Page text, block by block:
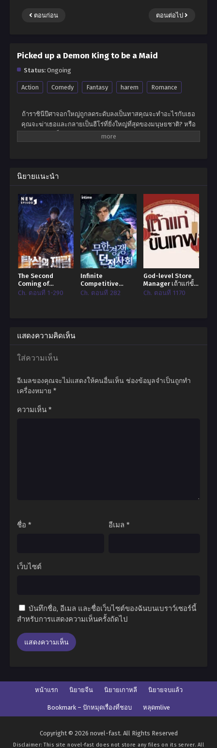
ตอนก่อน ตอนต่อไป
Picked up a Demon King to be a Maid
Status: Ongoing
Action Comedy Fantasy harem Romance
ถ้าราชินีปีศาจอกใหญ่ถูกลดระดับลงเป็นทาสคุณจะทำอะไรกับเธอ
คุณจะฆ่าเธอและกลายเป็นฮีโร่ที่ยิ่งใหญ่ที่สุดของมนุษยชาติ? หรือ
คุณจะให้เธอเป็นทาสและเพลิดเพลินไปกับความสุขในระดับสูงสุดใน
ได้! นั่นเป็นเหตุผลที่คำตอบของเขาคือ -“ ราชินีปีศาจคุณสามารถสวม
เสื้อผ้าและรีบออกไปจากที่นี้ได้ไหม?”
นิยายแนะนำ
The Second
Coming of
Gluttony
Ch. ตอนที่ 1-290
Infinite
Competitive
Dungeon Society
Ch. ตอนที่ 282
God-level Store
Manager เถ้าแก่ขั้น
เทพ!
Ch. ตอนที่ 1170
แสดงความคิดเห็น
ใส่ความเห็น
อีเมลของคุณจะไม่แสดงให้คนอื่นเห็น ช่องข้อมูลจำเป็นถูกทำ
เครื่องหมาย *
ความเห็น *
ชื่อ * อีเมล *
เว็บไซต์
บันทึกชื่อ, อีเมล และชื่อเว็บไซต์ของฉันบนเบราว์เซอร์นี้
สำหรับการแสดงความเห็นครั้งถัดไป
หน้าแรก นิยายจีน นิยายเกาหลี นิยายจบแล้ว
Bookmark – ปักหมุดเรื่องที่ชอบ หลุดmlive
Copyright © 2026 novel-fast. All Rights Reserved
Disclaimer: This site novel-fast does not store any files on its server. All